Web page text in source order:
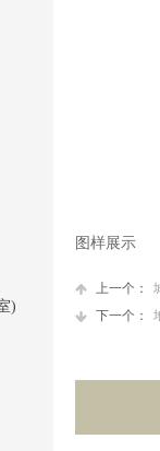
图样展示
上一个：
下一个：
)